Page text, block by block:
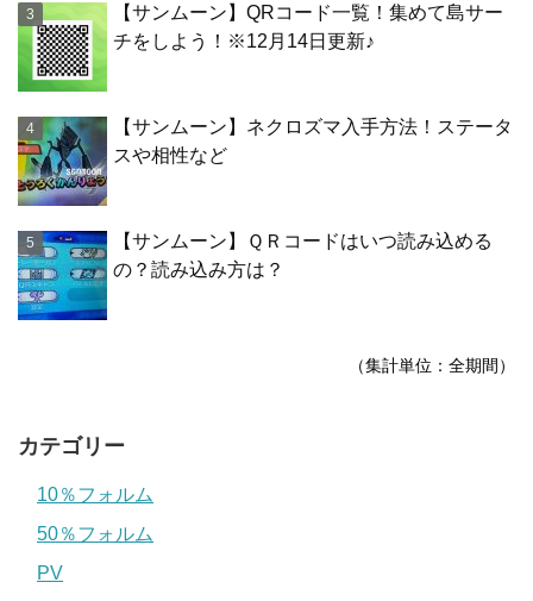
【サンムーン】QRコード一覧！集めて島サー
チをしよう！※12月14日更新♪
【サンムーン】ネクロズマ入手方法！ステータ
スや相性など
【サンムーン】ＱＲコードはいつ読み込める
の？読み込み方は？
（集計単位：全期間）
カテゴリー
10％フォルム
50％フォルム
PV